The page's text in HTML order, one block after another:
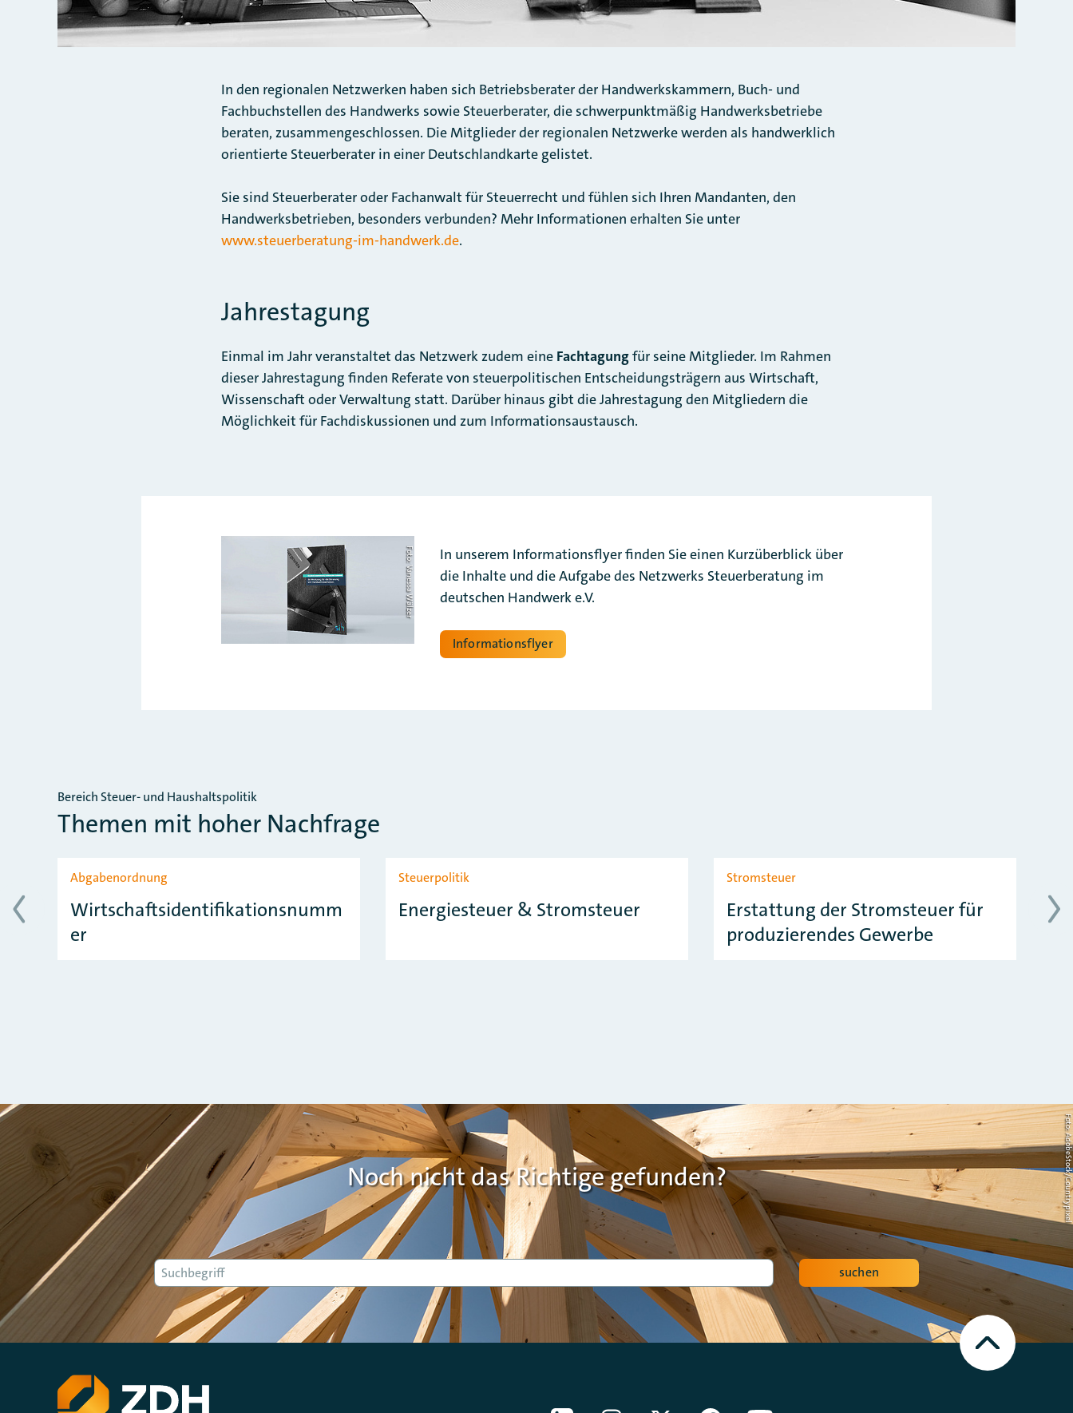
In den regionalen Netzwerken haben sich Betriebsberater der Handwerkskammern, Buch- und
Fachbuchstellen des Handwerks sowie Steuerberater, die schwerpunktmäßig Handwerksbetriebe
beraten, zusammengeschlossen. Die Mitglieder der regionalen Netzwerke werden als handwerklich
orientierte Steuerberater in einer Deutschlandkarte gelistet.
Sie sind Steuerberater oder Fachanwalt für Steuerrecht und fühlen sich Ihren Mandanten, den
Handwerksbetrieben, besonders verbunden? Mehr Informationen erhalten Sie unter
www.steuerberatung-im-handwerk.de.
Jahrestagung
Einmal im Jahr veranstaltet das Netzwerk zudem eine Fachtagungfür seine Mitglieder. Im Rahmen
dieser Jahrestagung finden Referate von steuerpolitischen Entscheidungsträgern aus Wirtschaft,
Wissenschaft oder Verwaltung statt. Darüber hinaus gibt die Jahrestagung den Mitgliedern die
Möglichkeit für Fachdiskussionen und zum Informationsaustausch.
Foto: Vanessa Wälzer
In unserem Informationsflyer finden Sie einen Kurzüberblick über
die Inhalte und die Aufgabe des Netzwerks Steuerberatung im
deutschen Handwerk e.V.
Informationsflyer
Bereich Steuer- und Haushaltspolitik
Themen mit hoher Nachfrage
Slider überspringen
Abgabenordnung
Wirtschaftsidentifikationsnumm
er
Steuerpolitik
Energiesteuer & Stromsteuer
Stromsteuer
Erstattung der Stromsteuer für
produzierendes Gewerbe
Noch nicht das Richtige gefunden?
Suche suchen
Foto: AdobeStock/Countrypixel
Nach
oben
Scrollen